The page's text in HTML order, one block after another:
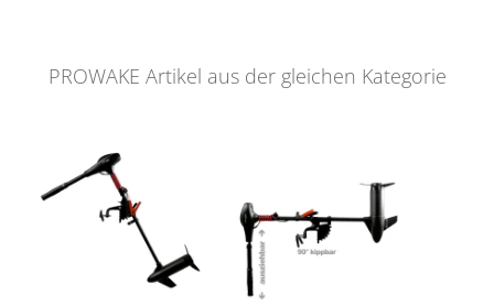
PROWAKE Artikel aus der gleichen Kategorie